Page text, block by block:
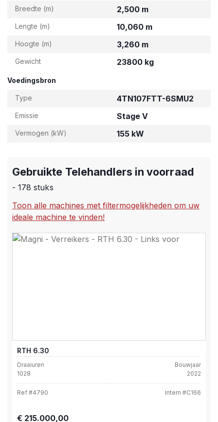
Breedte (m) 2,500 m
Lengte (m) 10,060 m
Hoogte (m) 3,260 m
Gewicht 23800 kg
Voedingsbron
Type 4TN107FTT-6SMU2
Emissie Stage V
Vermogen (kW) 155 kW
Gebruikte Telehandlers in voorraad
- 178 stuks
Toon alle machines met filtermogelijkheden om uw
ideale machine te vinden!
RTH 6.30
Draaiuren
1028
Bouwjaar
2022
Ref #4790 Intern #C166
Normale prijs:
€ 215.000,00